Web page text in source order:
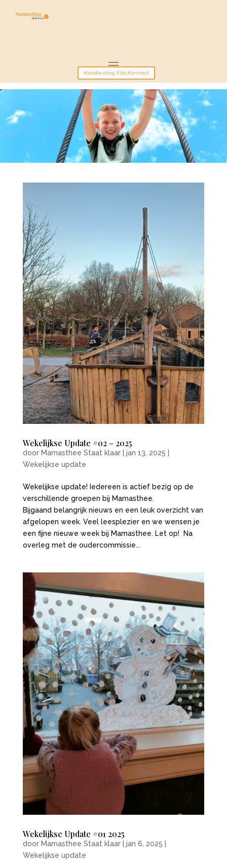
Handleiding KidsKonnect
Wekelijkse Update #02 – 2025
door Mamasthee Staat klaar| jan 13, 2025
Wekelijkse update
Wekelijkse update! Iedereen is actief bezig op de
verschillende groepen bij Mamasthee.
Bijgaand belangrijk nieuws en een leuk overzicht van
afgelopen week. Veel leesplezier en we wensen je
een fijne nieuwe week bij Mamasthee. Let op! Na
overleg met de oudercommissie...
Wekelijkse Update #01 2025
door Mamasthee Staat klaar| jan 6, 2025
Wekelijkse update